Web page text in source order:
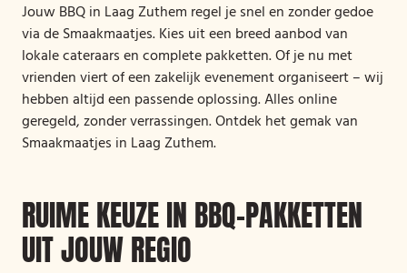
Jouw BBQ in Laag Zuthem regel je snel en zonder gedoe
via de Smaakmaatjes. Kies uit een breed aanbod van
lokale cateraars en complete pakketten. Of je nu met
vrienden viert of een zakelijk evenement organiseert – wij
hebben altijd een passende oplossing. Alles online
geregeld, zonder verrassingen. Ontdek het gemak van
Smaakmaatjes in Laag Zuthem.
RUIME KEUZE IN BBQ-PAKKETTEN
UIT JOUW REGIO